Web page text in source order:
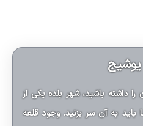
یوشیج
داشته باشید، شهر بلده یکی از
به آن سر بزنید. وجود قلعه